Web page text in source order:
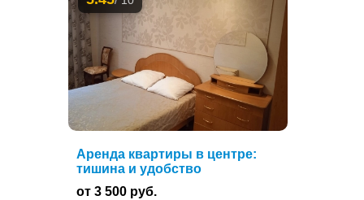
Аренда квартиры в центре:
тишина и удобство
от 3 500 руб.